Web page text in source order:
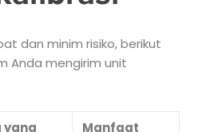
dan minim risiko, berikut
Anda mengirim unit
yang
Manfaat